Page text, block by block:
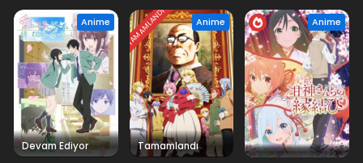
Anime
Devam Ediyor
TAMAMLANDI Anime
Tamamlandı
Anime